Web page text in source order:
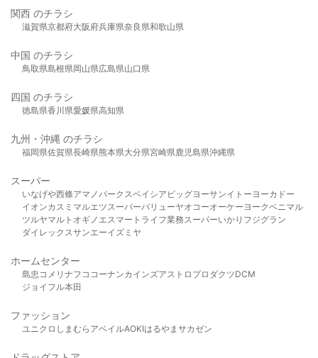
関西 のチラシ
滋賀県京都府大阪府兵庫県奈良県和歌山県
中国 のチラシ
鳥取県島根県岡山県広島県山口県
四国 のチラシ
徳島県香川県愛媛県高知県
九州・沖縄 のチラシ
福岡県佐賀県長崎県熊本県大分県宮崎県鹿児島県沖縄県
スーパー
いなげや西條アマノパークスベイシア ビッグヨーサンイトーヨーカドー
イオンカスミ マルエツスーパーバリューヤオコーオーケー ヨークベニマル
ツルヤマルト オギノ エスマート ライフ業務スーパーいかり フジグラン
ダイレックスサンエーイズミヤ
ホームセンター
島忠 コメリ ナフコ コーナンカインズアストロプロダクツDCM
ジョイフル本田
ファッション
ユニクロ しまむら アベイルAOKIはるやま サカゼン